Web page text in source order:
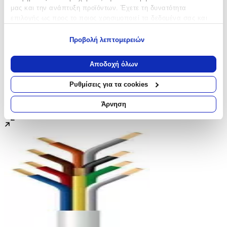
μας και την ανάπτυξη προϊόντων. Έχετε τη δυνατότητα
Να συλλέξουμε πληροφορίες σχετικά με τη γεωγραφική
σας τοποθεσία, οι οποίες μπορεί να είναι ακριβείς σε
απόσταση μερικών μέτρων
Να αναγνωρίσουμε τη συσκευή σας σαρώνοντας ενεργά
για συγκεκριμένα χαρακτηριστικά (δακτυλικό αποτύπωμα)
Μάθετε περισσότερα σχετικά με τον τρόπο επεξεργασίας των
προσωπικών σας δεδομένων και καθορίστε τις προτιμήσεις σας
. Μπορείτε να αλλάξετε ή να
ανακαλέσετε τη συγκατάθεσή σας ανά πάσα στιγμή από τη
Δήλωση Cookies.
Χρησιμοποιούμε cookies ώστε η τοποθεσία μας να λειτουργεί
σωστά, να εξατομικεύουμε περιεχόμενο και διαφημίσεις, να
παρέχουμε λειτουργίες μέσων κοινωνικής δικτύωσης και να
μας επεξεργαζόμαστε προσωπικά σας δεδομένα, π.χ. τη
Προβολή λεπτομερειών
Αποδοχή όλων
Ρυθμίσεις για τα cookies
Άρνηση